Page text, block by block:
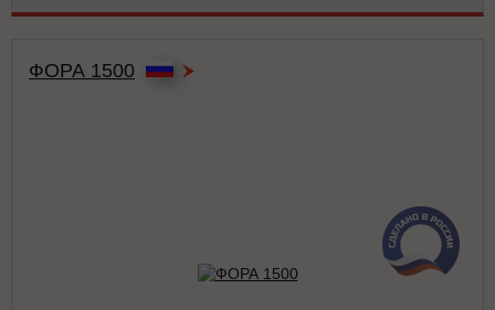
ФОРА 1500